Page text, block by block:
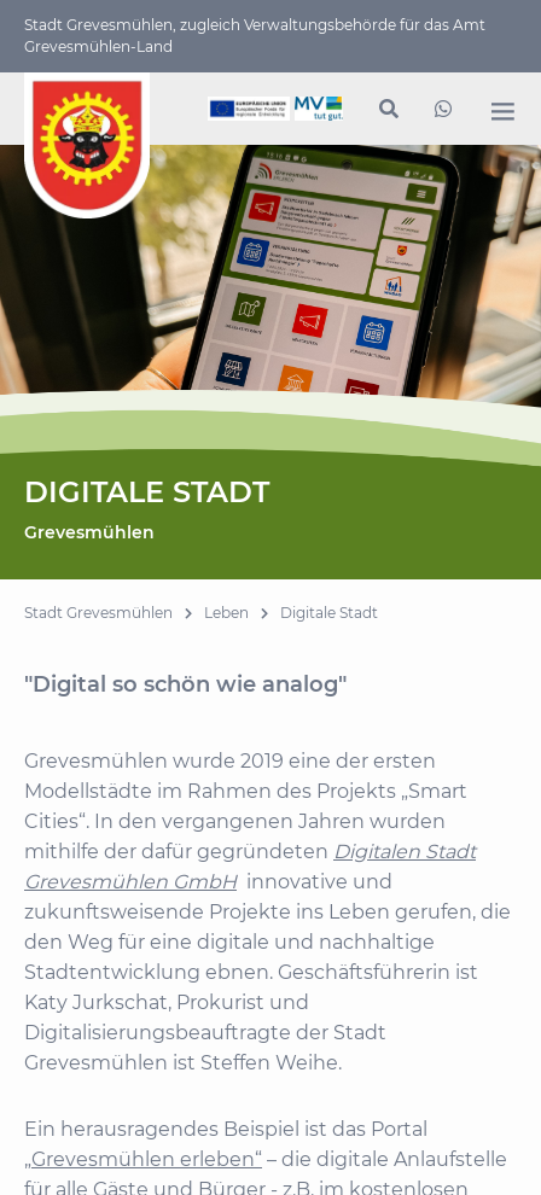
Stadt Grevesmühlen, zugleich Verwaltungs­behörde für das Amt
Grevesmühlen-Land
DIGITALE STADT
Grevesmühlen
Stadt Grevesmühlen Leben Digitale Stadt
"Digital so schön wie analog"
Grevesmühlen wurde 2019 eine der ersten
Modellstädte im Rahmen des Projekts „Smart
Cities“. In den vergangenen Jahren wurden
mithilfe der dafür gegründeten Digitalen Stadt
Grevesmühlen GmbHinnovative und
zukunftsweisende Projekte ins Leben gerufen, die
den Weg für eine digitale und nachhaltige
Stadtentwicklung ebnen. Geschäftsführerin ist
Katy Jurkschat, Prokurist und
Digitalisierungsbeauftragte der Stadt
Grevesmühlen ist Steffen Weihe.
Ein herausragendes Beispiel ist das Portal
„Grevesmühlen erleben“ – die digitale Anlaufstelle
für alle Gäste und Bürger - z.B. im kostenlosen